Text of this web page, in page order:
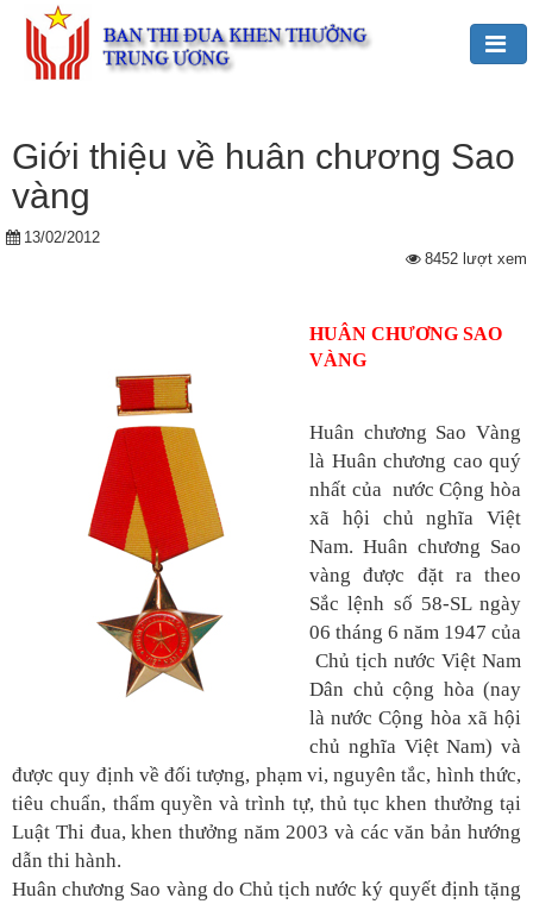
Bác
Hồ
với
thưởng
Các
kỳ
Đại
Giới thiệu về huân chương Sao
vàng
13/02/2012
8452 lượt xem
HUÂN CHƯƠNG SAO
VÀNG
Huân chương Sao Vàng
là Huân chương cao quý
nhất của nước Cộng hòa
xã hội chủ nghĩa Việt
Nam. Huân chương Sao
vàng được đặt ra theo
Sắc lệnh số 58-SL ngày
06 tháng 6 năm 1947 của
Chủ tịch nước Việt Nam
Dân chủ cộng hòa (nay
là nước Cộng hòa xã hội
chủ nghĩa Việt Nam) và
được quy định về đối tượng, phạm vi, nguyên tắc, hình thức,
tiêu chuẩn, thẩm quyền và trình tự, thủ tục khen thưởng tại
Luật Thi đua, khen thưởng năm 2003 và các văn bản hướng
dẫn thi hành.
Huân chương Sao vàng do Chủ tịch nước ký quyết định tặng